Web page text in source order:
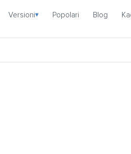
Versioni▾ Popolari Blog